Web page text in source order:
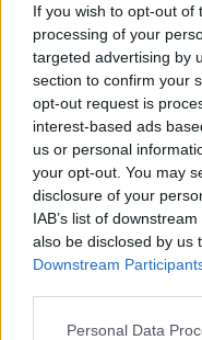
If you wish to opt-out of
processing of your
targeted advertising by
section to confirm your
opt-out request is
interest-based ads
us or personal
your opt-out. You may
disclosure of your
IAB’s list of
also be disclosed by us
Downstream
Please note that this
Personal Data